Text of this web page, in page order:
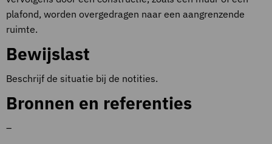
plafond, worden overgedragen naar een aangrenzende
ruimte.
Bewijslast
Beschrijf de situatie bij de notities.
Bronnen en referenties
–